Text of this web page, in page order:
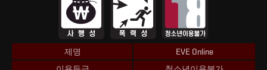
제명
EVE Online